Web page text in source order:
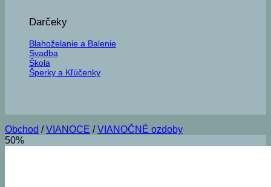
Darčeky
Blahoželanie a Balenie
Svadba
Škola
Šperky a Kľúčenky
Obchod / VIANOCE / VIANOČNÉ ozdoby
50%